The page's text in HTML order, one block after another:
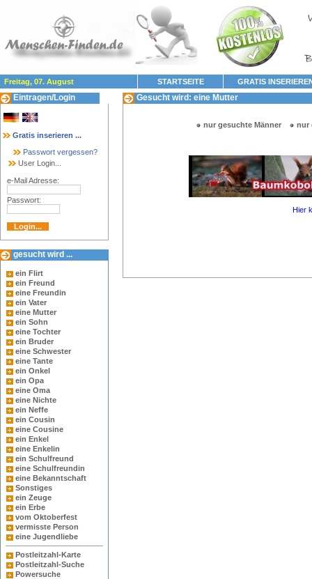
Freitag, 07. August STARTSEITE GRATIS
Eintragen/Login
Gratis inserieren ...
Passwort vergessen?
User Login...
e-Mail Adresse:
Passwort:
gesucht wird ...
ein Flirt
ein Freund
eine Freundin
ein Vater
eine Mutter
ein Sohn
eine Tochter
ein Bruder
eine Schwester
eine Tante
ein Onkel
ein Opa
eine Oma
eine Nichte
ein Neffe
ein Cousin
eine Cousine
ein Enkel
eine Enkelin
ein Schulfreund
eine Schulfreundin
eine Bekanntschaft
Sonstiges
ein Zeuge
ein Erbe
vom Oktoberfest
vermisste Person
eine Jugendliebe
Postleitzahl-Karte
Postleitzahl-Suche
Powersuche
Gesucht wird: eine Mutter
nur gesuchte Männer nur
Hier